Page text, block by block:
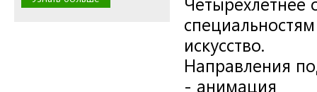
искусство.
Направления
- анимация